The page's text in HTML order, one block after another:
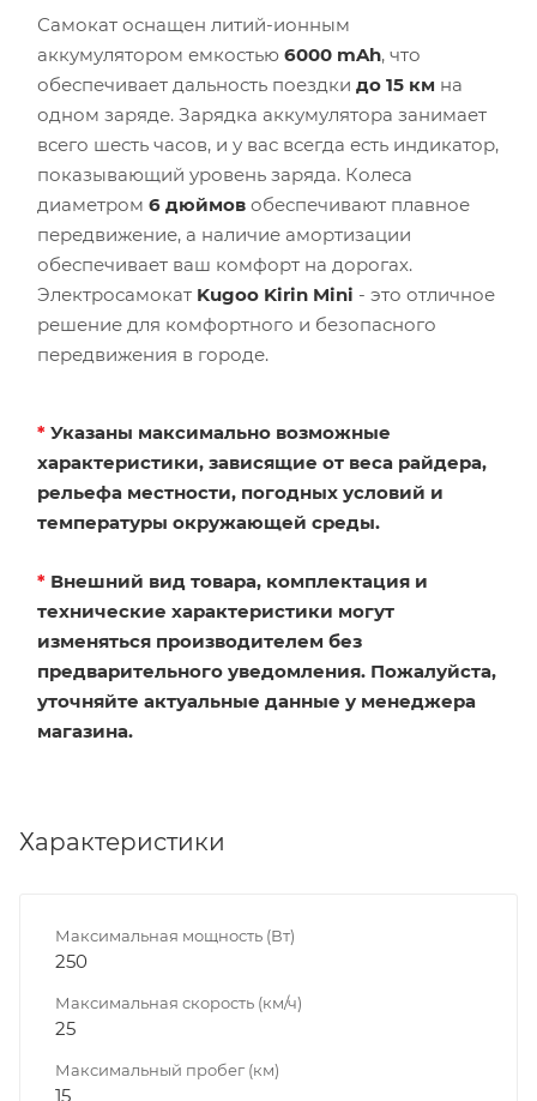
Самокат оснащен литий-ионным
аккумулятором емкостью 6000 mAh, что
обеспечивает дальность поездки до 15 км на
одном заряде. Зарядка аккумулятора занимает
всего шесть часов, и у вас всегда есть индикатор,
показывающий уровень заряда. Колеса
диаметром 6 дюймов обеспечивают плавное
передвижение, а наличие амортизации
обеспечивает ваш комфорт на дорогах.
Электросамокат Kugoo Kirin Mini - это отличное
решение для комфортного и безопасного
передвижения в городе.
* Указаны максимально возможные
характеристики, зависящие от веса райдера,
рельефа местности, погодных условий и
температуры окружающей среды.
* Внешний вид товара, комплектация и
технические характеристики могут
изменяться производителем без
предварительного уведомления. Пожалуйста,
уточняйте актуальные данные у менеджера
магазина.
Характеристики
Максимальная мощность (Вт)
250
Максимальная скорость (км/ч)
25
Максимальный пробег (км)
15